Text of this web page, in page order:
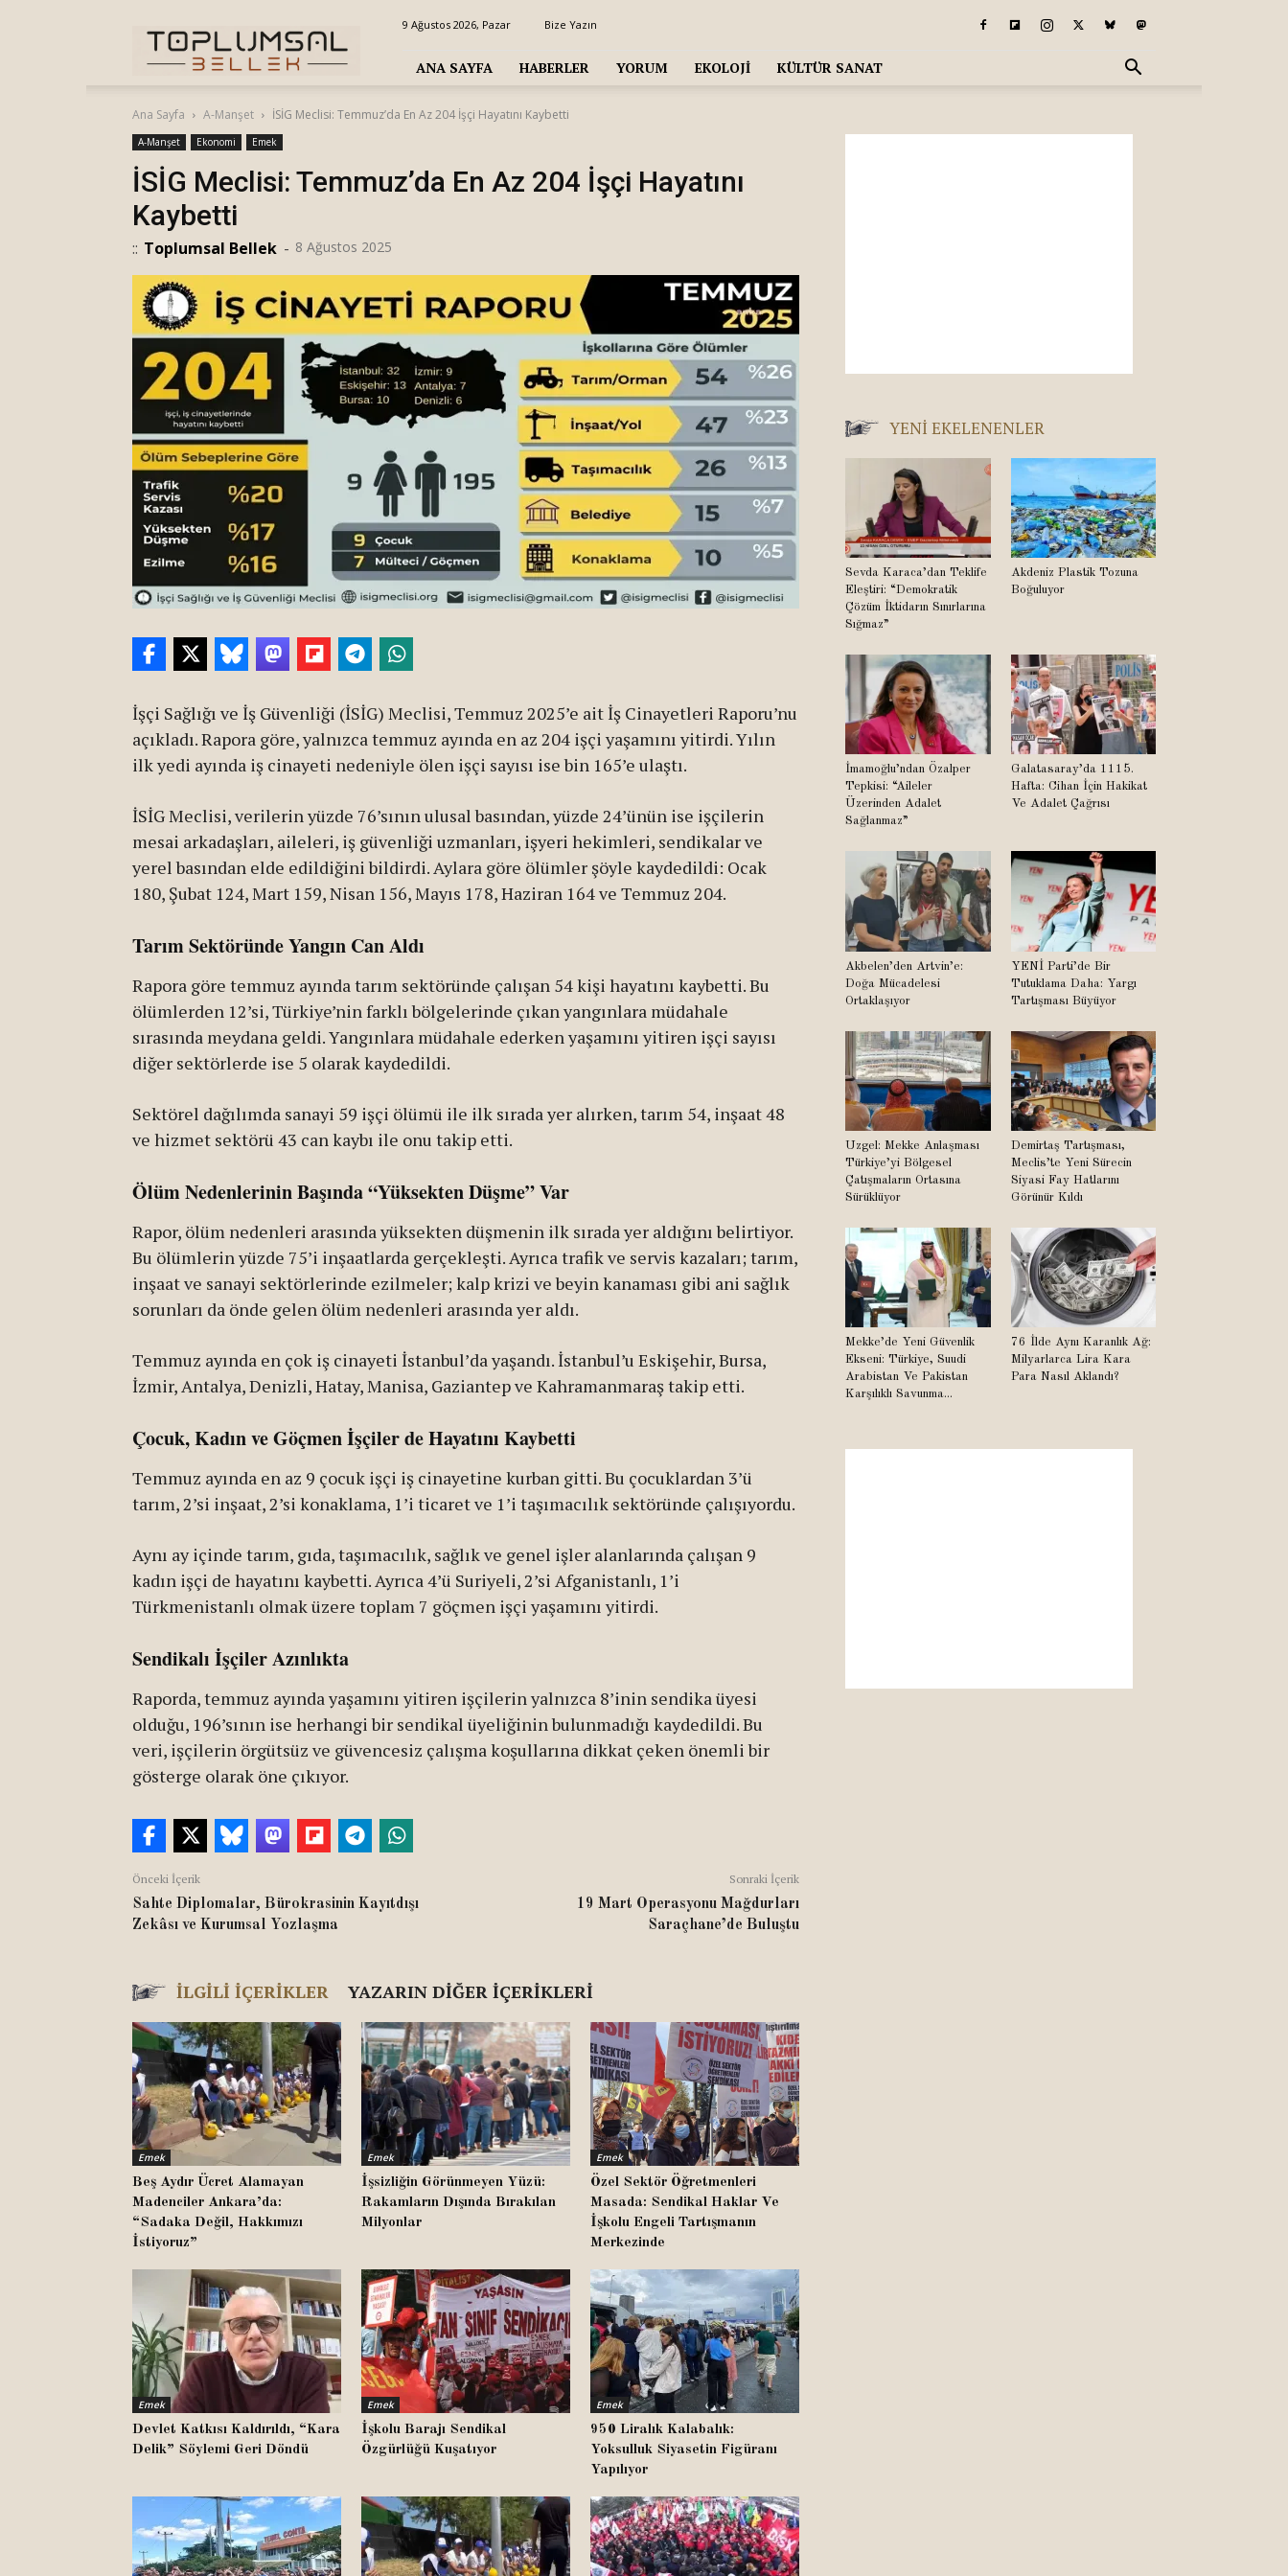
Bellek
9 Ağustos 2026, Pazar Bize Yazın
ANA SAYFA HABERLER YORUM EKOLOJI KÜLTÜR SANAT
Ana Sayfa A-Manşet İSİG Meclisi: Temmuz’da En Az 204 İşçi Hayatını Kaybetti
A-Manşet Ekonomi Emek
İSİG Meclisi: Temmuz’da En Az 204 İşçi Hayatını
Kaybetti
:: Toplumsal Bellek - 8 Ağustos 2025
İşçi Sağlığı ve İş Güvenliği (İSİG) Meclisi, Temmuz 2025’e ait İş Cinayetleri Raporu’nu
açıkladı. Rapora göre, yalnızca temmuz ayında en az 204 işçi yaşamını yitirdi. Yılın
ilk yedi ayında iş cinayeti nedeniyle ölen işçi sayısı ise bin 165’e ulaştı.
İSİG Meclisi, verilerin yüzde 76’sının ulusal basından, yüzde 24’ünün ise işçilerin
mesai arkadaşları, aileleri, iş güvenliği uzmanları, işyeri hekimleri, sendikalar ve
yerel basından elde edildiğini bildirdi. Aylara göre ölümler şöyle kaydedildi: Ocak
180, Şubat 124, Mart 159, Nisan 156, Mayıs 178, Haziran 164 ve Temmuz 204.
Tarım Sektöründe Yangın Can Aldı
Rapora göre temmuz ayında tarım sektöründe çalışan 54 kişi hayatını kaybetti. Bu
ölümlerden 12’si, Türkiye’nin farklı bölgelerinde çıkan yangınlara müdahale
sırasında meydana geldi. Yangınlara müdahale ederken yaşamını yitiren işçi sayısı
diğer sektörlerde ise 5 olarak kaydedildi.
Sektörel dağılımda sanayi 59 işçi ölümü ile ilk sırada yer alırken, tarım 54, inşaat 48
ve hizmet sektörü 43 can kaybı ile onu takip etti.
Ölüm Nedenlerinin Başında “Yüksekten Düşme” Var
Rapor, ölüm nedenleri arasında yüksekten düşmenin ilk sırada yer aldığını belirtiyor.
Bu ölümlerin yüzde 75’i inşaatlarda gerçekleşti. Ayrıca trafik ve servis kazaları; tarım,
inşaat ve sanayi sektörlerinde ezilmeler; kalp krizi ve beyin kanaması gibi ani sağlık
sorunları da önde gelen ölüm nedenleri arasında yer aldı.
Temmuz ayında en çok iş cinayeti İstanbul’da yaşandı. İstanbul’u Eskişehir, Bursa,
İzmir, Antalya, Denizli, Hatay, Manisa, Gaziantep ve Kahramanmaraş takip etti.
Çocuk, Kadın ve Göçmen İşçiler de Hayatını Kaybetti
Temmuz ayında en az 9 çocuk işçi iş cinayetine kurban gitti. Bu çocuklardan 3’ü
tarım, 2’si inşaat, 2’si konaklama, 1’i ticaret ve 1’i taşımacılık sektöründe çalışıyordu.
Aynı ay içinde tarım, gıda, taşımacılık, sağlık ve genel işler alanlarında çalışan 9
kadın işçi de hayatını kaybetti. Ayrıca 4’ü Suriyeli, 2’si Afganistanlı, 1’i
Türkmenistanlı olmak üzere toplam 7 göçmen işçi yaşamını yitirdi.
Sendikalı İşçiler Azınlıkta
Raporda, temmuz ayında yaşamını yitiren işçilerin yalnızca 8’inin sendika üyesi
olduğu, 196’sının ise herhangi bir sendikal üyeliğinin bulunmadığı kaydedildi. Bu
veri, işçilerin örgütsüz ve güvencesiz çalışma koşullarına dikkat çeken önemli bir
gösterge olarak öne çıkıyor.
Önceki İçerik
Sahte Diplomalar, Bürokrasinin Kayıtdışı
Zekâsı ve Kurumsal Yozlaşma
Sonraki İçerik
19 Mart Operasyonu Mağdurları
Saraçhane’de Buluştu
İLGILI İÇERIKLER YAZARIN DIĞER İÇERIKLERI
Emek
Beş Aydır Ücret Alamayan
Madenciler Ankara’da:
“Sadaka Değil, Hakkımızı
İstiyoruz”
Emek
İşsizliğin Görünmeyen Yüzü:
Rakamların Dışında Bırakılan
Milyonlar
Emek
Özel Sektör Öğretmenleri
Masada: Sendikal Haklar Ve
İşkolu Engeli Tartışmanın
Merkezinde
Emek
Devlet Katkısı Kaldırıldı, “Kara
Delik” Söylemi Geri Döndü
Emek
İşkolu Barajı Sendikal
Özgürlüğü Kuşatıyor
Emek
950 Liralık Kalabalık:
Yoksulluk Siyasetin Figüranı
Yapılıyor
YENI EKELENENLER
Sevda Karaca’dan Teklife
Eleştiri: “Demokratik
Çözüm İktidarın Sınırlarına
Sığmaz”
Akdeniz Plastik Tozuna
Boğuluyor
İmamoğlu’ndan Özalper
Tepkisi: “Aileler
Üzerinden Adalet
Sağlanmaz”
Galatasaray’da 1115.
Hafta: Cihan İçin Hakikat
Ve Adalet Çağrısı
Akbelen’den Artvin’e:
Doğa Mücadelesi
Ortaklaşıyor
YENİ Parti’de Bir
Tutuklama Daha: Yargı
Tartışması Büyüyor
Uzgel: Mekke Anlaşması
Türkiye’yi Bölgesel
Çatışmaların Ortasına
Sürüklüyor
Demirtaş Tartışması,
Meclis’te Yeni Sürecin
Siyasi Fay Hatlarını
Görünür Kıldı
Mekke’de Yeni Güvenlik
Ekseni: Türkiye, Suudi
Arabistan Ve Pakistan
Karşılıklı Savunma...
76 İlde Aynı Karanlık Ağ:
Milyarlarca Lira Kara
Para Nasıl Aklandı?